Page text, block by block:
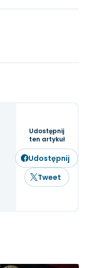
Udostępnij
ten artykuł
Udostępnij
Tweet